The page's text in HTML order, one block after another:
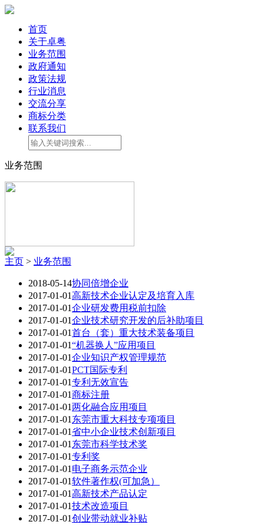
首页
关于卓粤
业务范围
政府通知
政策法规
行业消息
交流分享
商标分类
联系我们
业务范围
主页 > 业务范围
2018-05-14协同倍增企业
2017-01-01高新技术企业认定及培育入库
2017-01-01企业研发费用税前扣除
2017-01-01企业技术研究开发的后补助项目
2017-01-01首台（套）重大技术装备项目
2017-01-01“机器换人”应用项目
2017-01-01企业知识产权管理规范
2017-01-01PCT国际专利
2017-01-01专利无效宣告
2017-01-01商标注册
2017-01-01两化融合应用项目
2017-01-01 东莞市重大科技专项项目
2017-01-01省中小企业技术创新项目
2017-01-01 东莞市科学技术奖
2017-01-01专利奖
2017-01-01 电子商务示范企业
2017-01-01软件著作权(可加急）
2017-01-01高新技术产品认定
2017-01-01技术改造项目
2017-01-01创业带动就业补贴